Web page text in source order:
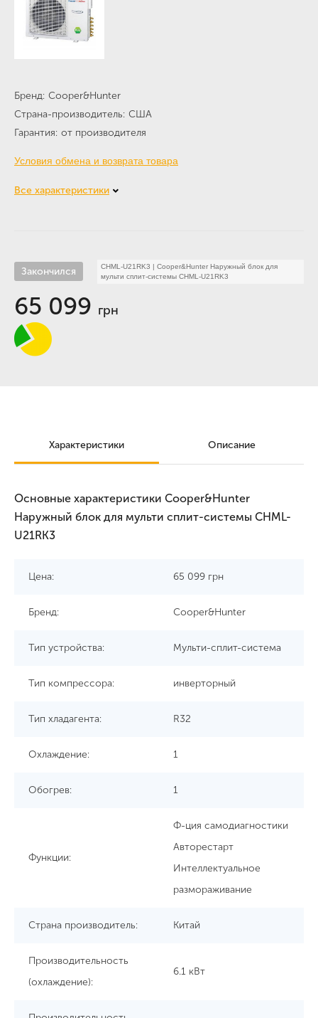
Бренд Cooper&Hunter
Страна-производитель США
Гарантия от производителя
Условия обмена и возврата товара
Все характеристики
Закончился CHML-U21RK3 | Cooper&Hunter Наружный блок для
мульти сплит-системы CHML-U21RK3
65 099 грн
Характеристики Описание
Основные характеристики Cooper&Hunter
Наружный блок для мульти сплит-системы CHML-
U21RK3
Цена: 65 099 грн
Бренд: Cooper&Hunter
Тип устройства: Мульти-сплит-система
Тип компрессора: инверторный
Тип хладагента: R32
Охлаждение: 1
Обогрев: 1
Функции:
Ф-ция самодиагностики
Авторестарт
Интеллектуальное
размораживание
Страна производитель: Китай
Производительность
(охлаждение):
6.1 кВт